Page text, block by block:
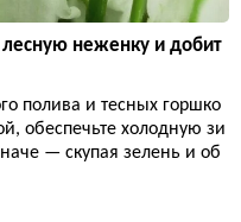
неженку и добит
полива и тесных горшко
обеспечьте холодную зи
— скупая зелень и об